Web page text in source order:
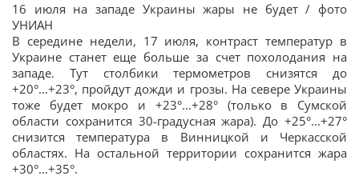
16 июля на западе Украины жары не будет / фото
УНИАН
В середине недели, 17 июля, контраст температур в
Украине станет еще больше за счет похолодания на
западе. Тут столбики термометров снизятся до
+20°...+23°, пройдут дожди и грозы. На севере Украины
тоже будет мокро и +23°...+28° (только в Сумской
области сохранится 30-градусная жара). До +25°...+27°
снизится температура в Винницкой и Черкасской
областях. На остальной территории сохранится жара
+30°...+35°.